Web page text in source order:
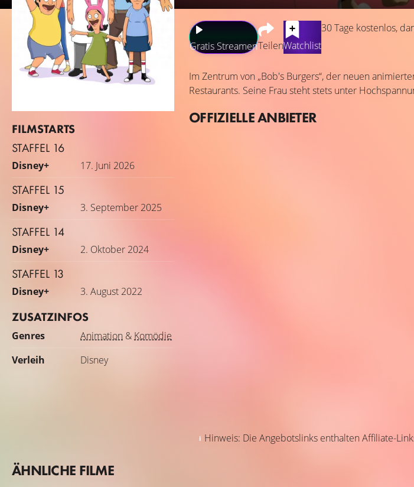
FILMSTARTS
STAFFEL 16
Disney+ 17. Juni 2026
STAFFEL 15
Disney+ 3. September 2025
STAFFEL 14
Disney+ 2. Oktober 2024
STAFFEL 13
Disney+ 3. August 2022
ZUSATZINFOS
Genres Animation & Komödie
Verleih
Disney
Gratis StreamenTeilenWatchlist
30 Tage kostenlos,
Im Zentrum von „Bob's Burgers“, der neuen
Restaurants. Seine Frau steht stets unter
OFFIZIELLE ANBIETER
Hinweis: Die Angebotslinks enthalten Affiliate-
ÄHNLICHE FILME